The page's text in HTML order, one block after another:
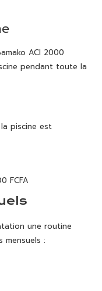
ACI 2000
pendant toute la
piscine est
FCFA
une routine
: